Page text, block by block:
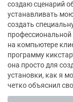
создаю сценарий
устанавливать
создать
профессиональной
на компьютере
программу
она просто для
установки, как я
четко объяснил